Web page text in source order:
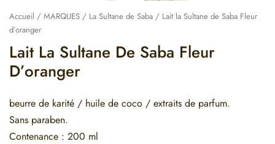
Accueil / MARQUES / La Sultane de Saba / Lait la Sultane de Saba Fleur
d’oranger
Lait La Sultane De Saba Fleur
D’oranger
beurre de karité / huile de coco / extraits de parfum.
Sans paraben.
Contenance : 200 ml